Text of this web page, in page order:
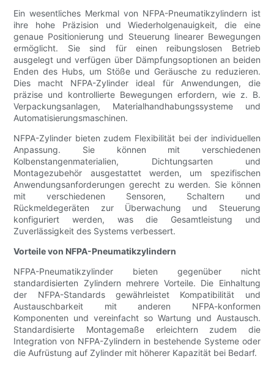
Ein wesentliches Merkmal von NFPA-Pneumatikzylindern ist
ihre hohe Präzision und Wiederholgenauigkeit, die eine
genaue Positionierung und Steuerung linearer Bewegungen
ermöglicht. Sie sind für einen reibungslosen Betrieb
ausgelegt und verfügen über Dämpfungsoptionen an beiden
Enden des Hubs, um Stöße und Geräusche zu reduzieren.
Dies macht NFPA-Zylinder ideal für Anwendungen, die
präzise und kontrollierte Bewegungen erfordern, wie z. B.
Verpackungsanlagen, Materialhandhabungssysteme und
Automatisierungsmaschinen.
NFPA-Zylinder bieten zudem Flexibilität bei der individuellen
Anpassung. Sie können mit verschiedenen
Kolbenstangenmaterialien, Dichtungsarten und
Montagezubehör ausgestattet werden, um spezifischen
Anwendungsanforderungen gerecht zu werden. Sie können
mit verschiedenen Sensoren, Schaltern und
Rückmeldegeräten zur Überwachung und Steuerung
konfiguriert werden, was die Gesamtleistung und
Zuverlässigkeit des Systems verbessert.
Vorteile von NFPA-Pneumatikzylindern
NFPA-Pneumatikzylinder bieten gegenüber nicht
standardisierten Zylindern mehrere Vorteile. Die Einhaltung
der NFPA-Standards gewährleistet Kompatibilität und
Austauschbarkeit mit anderen NFPA-konformen
Komponenten und vereinfacht so Wartung und Austausch.
Standardisierte Montagemaße erleichtern zudem die
Integration von NFPA-Zylindern in bestehende Systeme oder
die Aufrüstung auf Zylinder mit höherer Kapazität bei Bedarf.